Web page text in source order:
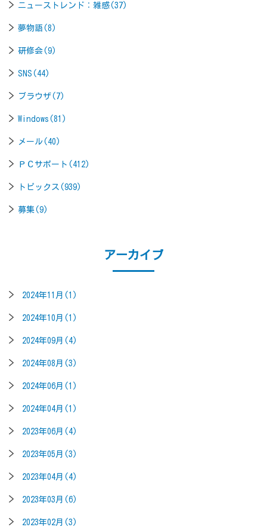
ニューストレンド：雑感(37)
夢物語(8)
研修会(9)
SNS(44)
ブラウザ(7)
Windows(81)
メール(40)
ＰＣサポート(412)
トピックス(939)
募集(9)
アーカイブ
2024年11月(1)
2024年10月(1)
2024年09月(4)
2024年08月(3)
2024年06月(1)
2024年04月(1)
2023年06月(4)
2023年05月(3)
2023年04月(4)
2023年03月(6)
2023年02月(3)